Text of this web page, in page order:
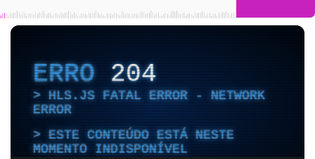
ERRO204
HLS.JS FATAL ERROR - NETWORK
ERROR
ESTE CONTEÚDO ESTÁ NESTE
MOMENTO INDISPONÍVEL